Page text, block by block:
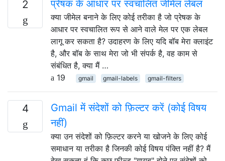
2 प्रेषक के आधार पर स्वचालित जीमेल लेबल
क्या जीमेल बनाने के लिए कोई तरीका है जो प्रेषक के
आधार पर स्वचालित रूप से आने वाले मेल पर एक लेबल
लागू कर सकता है? उदाहरण के लिए यदि बॉब मेरा क्लाइंट
है, और बॉब के साथ मेरा जो भी संपर्क है, वह काम से
संबंधित है, क्या मैं …
19
gmail gmail-labels gmail-filters
4
Gmail में संदेशों को फ़िल्टर करें (कोई विषय
नहीं)
क्या उन संदेशों को फ़िल्टर करने या खोजने के लिए कोई
समाधान या तरीका है जिनकी कोई विषय पंक्ति नहीं है? मैं